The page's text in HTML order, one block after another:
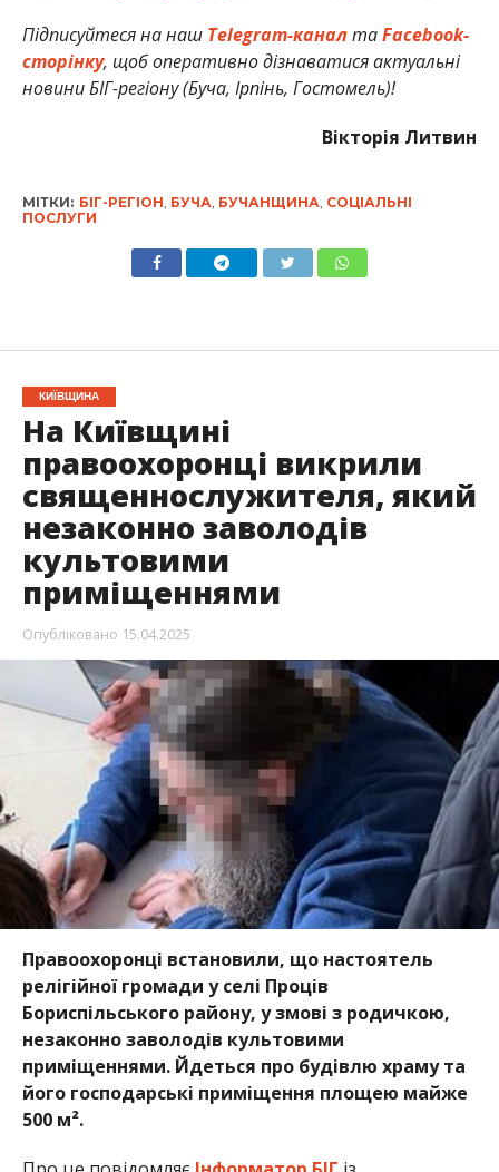
Підписуйтеся на наш Telegram-каналтаFacebook-
сторінку, щоб оперативно дізнаватися актуальні
новини БІГ-регіону (Буча, Ірпінь, Гостомель)!
Вікторія Литвин
МІТКИ: БІГ-РЕГІОН, БУЧА, БУЧАНЩИНА, СОЦІАЛЬНІ
ПОСЛУГИ
КИЇВЩИНА
На Київщині
правоохоронці викрили
священнослужителя, який
незаконно заволодів
культовими
приміщеннями
Опубліковано 15.04.2025
Правоохоронці встановили, що настоятель
релігійної громади у селі Проців
Бориспільського району, у змові з родичкою,
незаконно заволодів культовими
приміщеннями. Йдеться про будівлю храму та
його господарські приміщення площею майже
500 м².